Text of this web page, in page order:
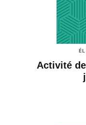
Activité